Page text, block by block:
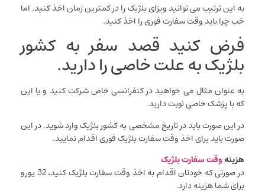
به این ترتیب می توانید ویزای بلژیک را در کمترین زمان اخذ کنید. اما
خب چرا باید وقت سفارت فوری را اخذ کنید.
فرض کنید قصد سفر به کشور
بلژیک به علت خاصی را دارید.
به عنوان مثال می خواهید در کنفرانسی خاص شرکت کنید و یا این
که با پزشک خاصی نوبت دارید.
در این صورت باید در تاریخ مشخصی به کشور بلژیک وارد شوید. در این
صورت باید برای اخذ وقت سفارت بلژیک فوری اقدام نمایید.
هزینهوقت سفارت بلژیک
در صورتی که خودتان اقدام به اخذ وقت سفارت بلژیک کنید، 32 یورو
برای شما هزینه دارد.